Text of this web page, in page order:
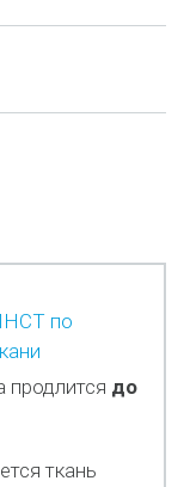
по
продлится до
ткань